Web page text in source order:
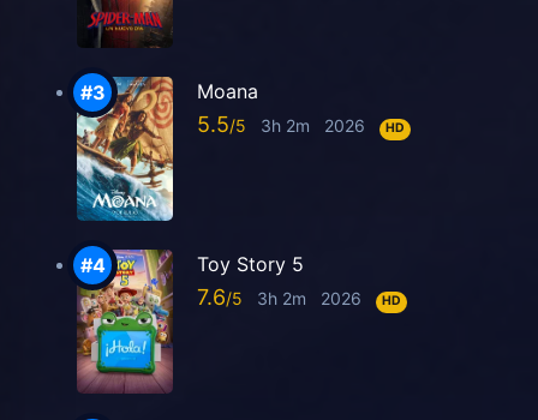
Moana
5.5 3h 2m 2026 HD
Toy Story 5
7.6 3h 2m 2026 HD